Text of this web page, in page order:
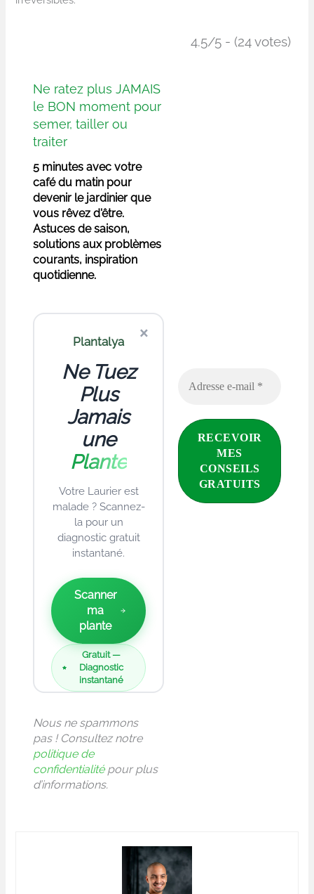
4.5/5 - (24 votes)
Ne ratez plus JAMAIS
le BON moment pour
semer, tailler ou
traiter
5 minutes avec votre
café du matin pour
devenir le jardinier que
vous rêvez d'être.
Astuces de saison,
solutions aux problèmes
courants, inspiration
quotidienne.
×
Plantalya
Ne Tuez
Plus
Jamais
une
Plante
Votre Laurier est
malade ? Scannez-
la pour un
diagnostic gratuit
instantané.
Scanner
ma
plante
Gratuit —
Diagnostic
instantané
Nous ne spammons
pas ! Consultez notre
politique de
confidentialitépour plus
d’informations.